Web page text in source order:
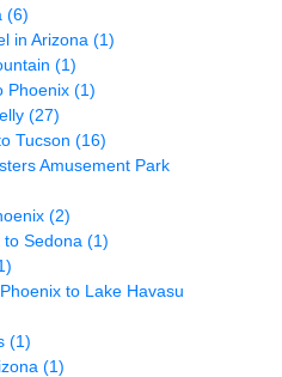
(6)
in Arizona (1)
(1)
Phoenix (1)
(27)
Tucson (16)
Amusement Park
(2)
to Sedona (1)
to Lake Havasu
(1)
(1)